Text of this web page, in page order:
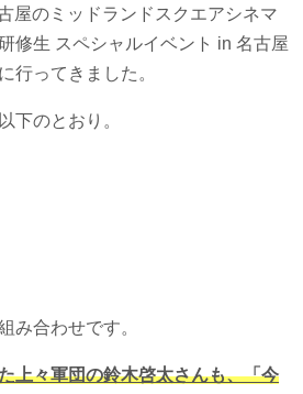
屋のミッドランドスクエアシネマ
修生 スペシャルイベント in 名古屋
行ってきました。
下のとおり。
み合わせです。
上々軍団の鈴木啓太さんも、「今